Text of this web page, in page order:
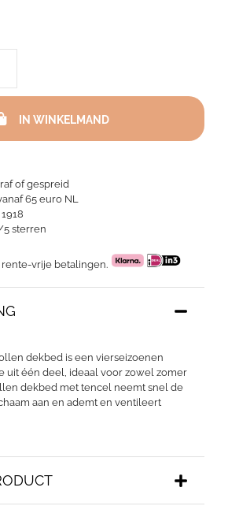
of gespreid
65 euro NL
sterren
rente-vrije betalingen.
dekbed is een vierseizoenen
uit één deel, ideaal voor zowel zomer
dekbed met tencel neemt snel de
aan en ademt en ventileert
wollen
aantal
IN WINKELMAND